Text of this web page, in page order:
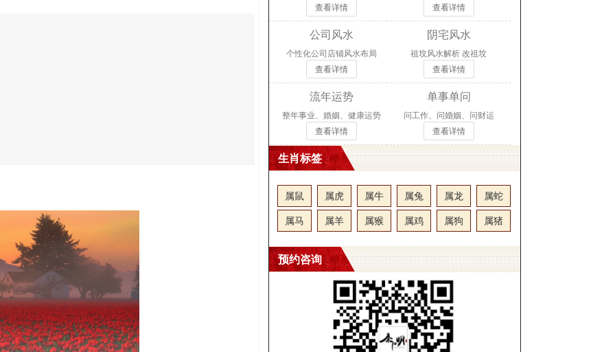
查看详情
查看详情
公司风水
个性化公司店铺风水布局
查看详情
阴宅风水
祖坟风水解析 改祖坟
查看详情
流年运势
整年事业、婚姻、健康运势
查看详情
单事单问
问工作、问婚姻、问财运
查看详情
生肖标签
属鼠 属虎 属牛 属兔 属龙
属蛇
属马
属羊 属猴 属鸡 属狗 属猪
预约咨询